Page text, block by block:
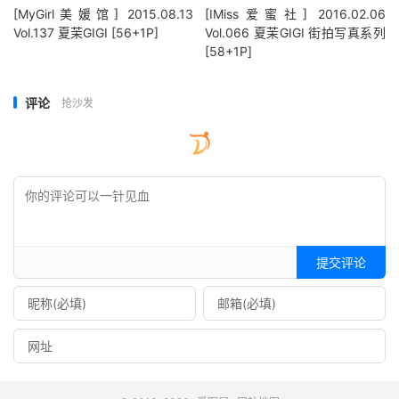
[MyGirl美媛馆] 2015.08.13
Vol.137 夏茉GIGI [56+1P]
[IMiss爱蜜社] 2016.02.06
Vol.066 夏茉GIGI 街拍写真系列
[58+1P]
评论 抢沙发
提交评论